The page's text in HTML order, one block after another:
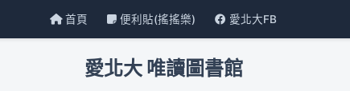
首頁 便利貼(搖搖樂) 愛北大FB
愛北大 唯讀圖書館